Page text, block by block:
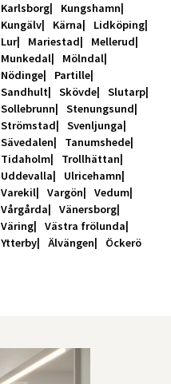
Karlsborg
Kungshamn
Kungälv
Kärna
Lidköping
Lur
Mariestad
Mellerud
Munkedal
Mölndal
Nödinge
Partille
Sandhult
Skövde
Slutarp
Sollebrunn
Stenungsund
Strömstad
Svenljunga
Sävedalen
Tanumshede
Tidaholm
Trollhättan
Uddevalla
Ulricehamn
Varekil
Vargön
Vedum
Vårgårda
Vänersborg
Väring
Västra frölunda
Ytterby
Älvängen Öckerö